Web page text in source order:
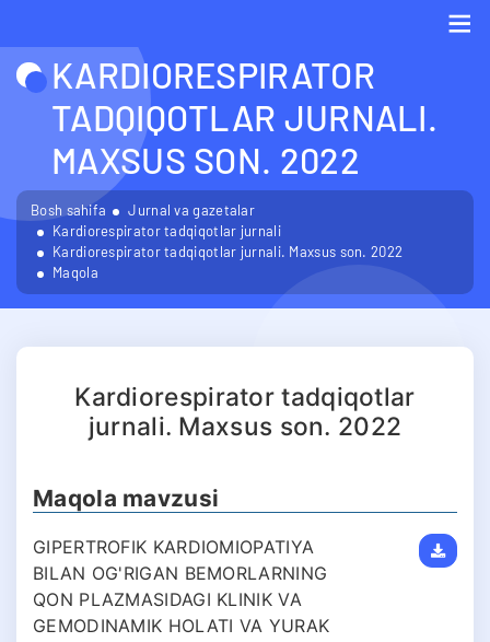
KARDIORESPIRATOR
TADQIQOTLAR JURNALI.
MAXSUS SON. 2022
Bosh sahifa
Jurnal va gazetalar
Kardiorespirator tadqiqotlar jurnali
Kardiorespirator tadqiqotlar jurnali. Maxsus son. 2022
Maqola
Kardiorespirator tadqiqotlar
jurnali. Maxsus son. 2022
Maqola mavzusi
GIPERTROFIK KARDIOMIOPATIYA
BILAN OG'RIGAN BEMORLARNING
QON PLAZMASIDAGI KLINIK VA
GEMODINAMIK HOLATI VA YURAK